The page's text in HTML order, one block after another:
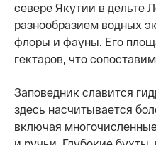
севере Якутии в дельте
разнообразием водных
флоры и фауны. Его
гектаров, что
Заповедник славится
здесь насчитывается
включая